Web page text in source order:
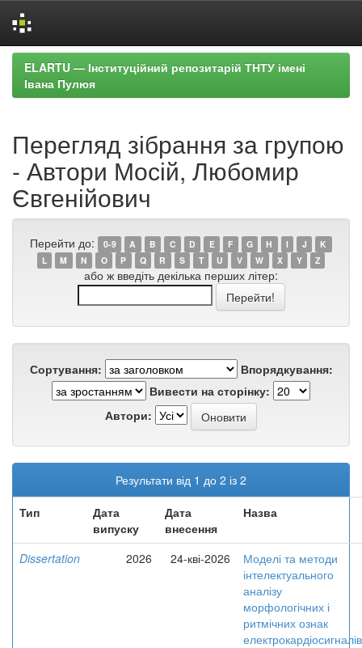
Skip
navigation
ELARTU — Інституційний репозитарій ТНТУ імені
Івана Пулюя
Перегляд зібрання за групою
- Автори Мосій, Любомир
Євгенійович
Перейти до: 0-9 A B C D E F G H I J
K
L
M N O P Q R S T U V W X Y Z
або ж введіть декілька перших літер:
Сортування:
Впорядкування:
Вивести на сторінку:
Автори:
Результати від 1 до 2 із 2
Тип
Дата
випуску
Дата
внесення
Назва
Dissertation 2026 24-кві-2026
Моделі та методи
інтелектуального
аналізу
морфологічних і
ритмічних ознак
електрокардіосигналів